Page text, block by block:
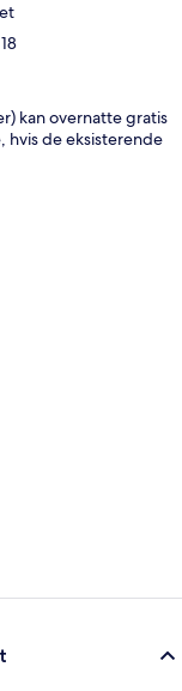
kan overnatte gratis
de eksisterende